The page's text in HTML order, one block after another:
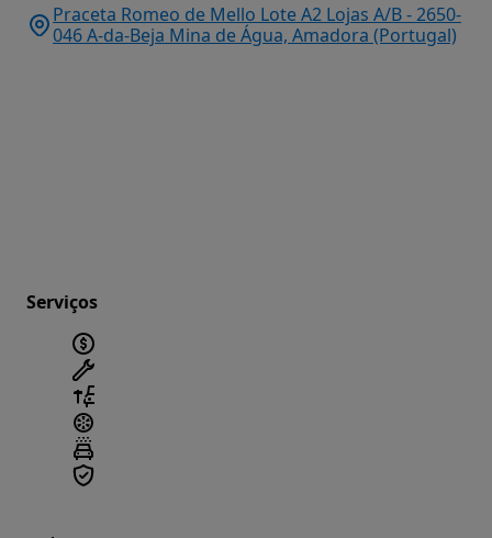
Praceta Romeo de Mello Lote A2 Lojas A/B - 2650-
046 A-da-Beja Mina de Água, Amadora (Portugal)
Serviços